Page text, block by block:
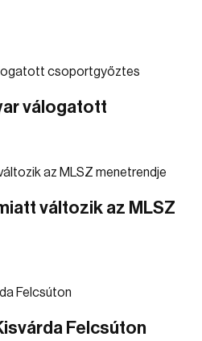
válogatott
változik az MLSZ
Felcsúton